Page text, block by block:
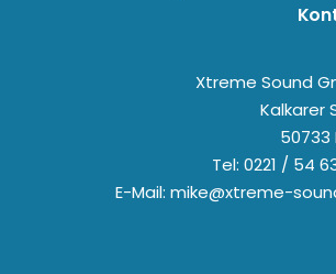
Xtreme Sound
Kalkarer
50733
Tel: 0221 / 54
E-Mail: mike@xtreme-